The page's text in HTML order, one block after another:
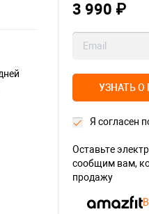
3 990 ₽
УЗНАТЬ О
Я согласен
Оставьте
сообщим вам,
продажу